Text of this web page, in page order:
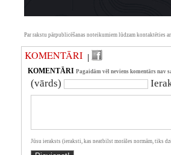
Par rakstu pārpublicēšanas noteikumiem lūdzam kontaktēties
KOMENTĀRI |
KOMENTĀRI Pagaidām vēl neviens komentārs nav
(vārds)
Jūsu ieraksts (ieraksti, kas neatbilst morāles normām, tiks